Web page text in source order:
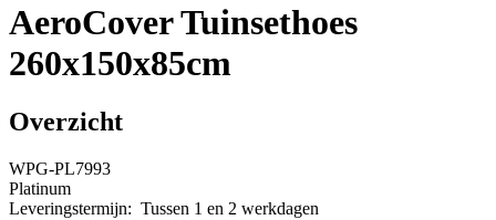
AeroCover Tuinsethoes
260x150x85cm
Overzicht
WPG-PL7993
Platinum
Leveringstermijn: Tussen 1 en 2 werkdagen